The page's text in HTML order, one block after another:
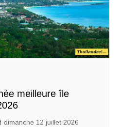
meilleure île
dimanche 12 juillet 2026